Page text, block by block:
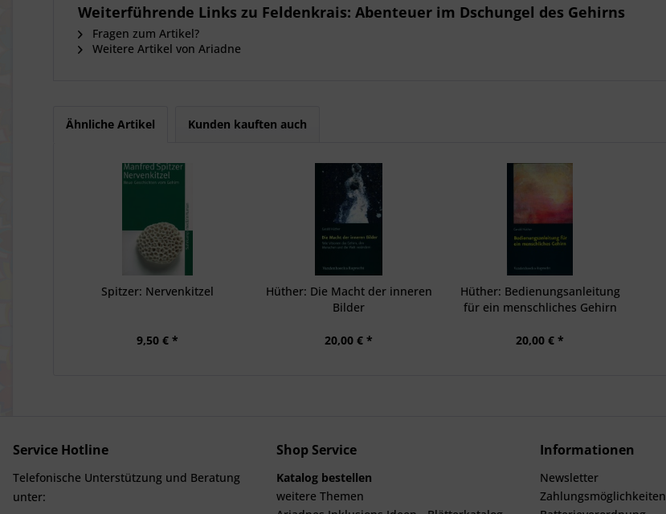
Weiterführende Links zu Feldenkrais: Abenteuer im Dschungel des Gehirns
Fragen zum Artikel?
Weitere Artikel von Ariadne
Ähnliche Artikel Kunden kauften auch
Spitzer: Nervenkitzel
9,50 € *
Hüther: Die Macht der inneren
Bilder
20,00 € *
Hüther: Bedienungsanleitung
für ein menschliches Gehirn
20,00 € *
Service Hotline
Telefonische Unterstützung und Beratung
unter:
Shop Service
Katalog bestellen
weitere Themen
Informationen
Newsletter
Zahlungsmöglichkeiten